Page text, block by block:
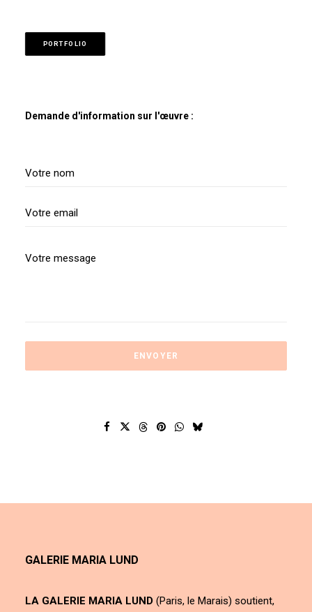
PORTFOLIO
Demande d'information sur l'œuvre :
GALERIE MARIA LUND
LA GALERIE MARIA LUND (Paris, le Marais) soutient,